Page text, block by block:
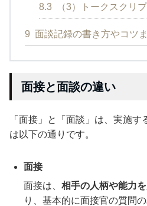
8.3 （3）トークスクリ
9 面談記録の書き方やコツ
面接と面談の違い
「面接」と「面談」は、実施
は以下の通りです。
面接
面接は、 相手の人柄や能力
り、基本的に面接官の質問